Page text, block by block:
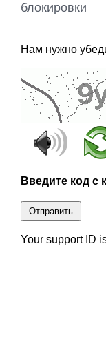
блокировки
Нам нужно
Введите код с
Отправить
Your support ID